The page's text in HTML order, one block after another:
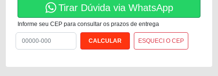
Tirar Dúvida via WhatsApp
Informe seu CEP para consultar os prazos de entrega
ESQUECI O CEP